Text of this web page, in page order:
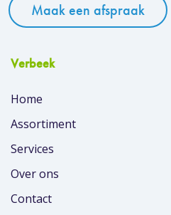
Maak een afspraak
Verbeek
Home
Assortiment
Services
Over ons
Contact